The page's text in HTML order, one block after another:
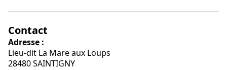
Contact
Adresse :
Lieu-dit La Mare aux Loups
28480 SAINTIGNY